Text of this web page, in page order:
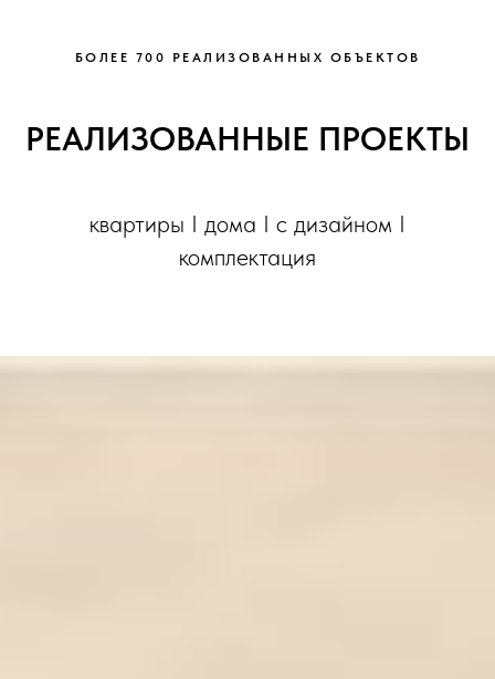
БОЛЕЕ 700 РЕАЛИЗОВАННЫХ ОБЪЕКТОВ
РЕАЛИЗОВАННЫЕ ПРОЕКТЫ
квартиры I дома I с дизайном I
комплектация